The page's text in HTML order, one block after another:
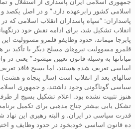
اسلامی کشور رابرعهده دارد.” و در اصل یکصد و
پاسداران: “سپاه پاسداران انقلاب اسلامی که
انقلاب تشکیل شد، برای ادامه نقش خود
پابرجا میماند، حدود وظایفو قلمرو مسوولیت
قلمرو مسوولیت نیروهای مسلح دیگر با تأکید بر
میانآنها به وسیله قانون تعیین میشود.” یعنی در
اساسی تعریف شده هستند، اما بسیج فاقد
سالهای بعد از انقلاب است (سال پنجاه و هشت)
سیاسی گوناگونی وجود داشتند، و جمهوری
هنوز تثبیت نشده بود. اعلام تشکیل بسیج از
تشکل یابی بیشتر جناح مذهبی برای تکمیل
قدرت سیاسی در ایران. و البته رهبری این نهاد
ده قانون اساسی خودبخود در حدود وظایف و